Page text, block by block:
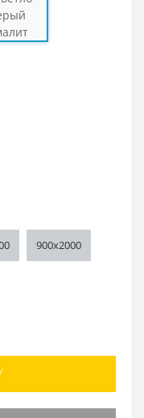
900x2000